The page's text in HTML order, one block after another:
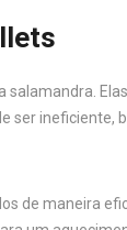
de maneira